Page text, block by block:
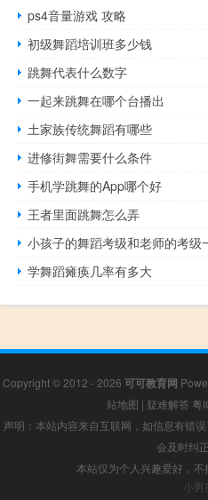
ps4音量游戏 攻略
初级舞蹈培训班多少钱
跳舞代表什么数字
一起来跳舞在哪个台播出
土家族传统舞蹈有哪些
进修街舞需要什么条件
手机学跳舞的App哪个好
王者里面跳舞怎么弄
小孩子的舞蹈考级和老师的考级
学舞蹈瘫痪几率有多大
Copyright © 2012 - 2026 可可教育网
站地图 | 疑难解答 粤
声明：本站内容来自互联网，如信息有错
会及时纠
本站仅为个人兴趣爱好，
小男